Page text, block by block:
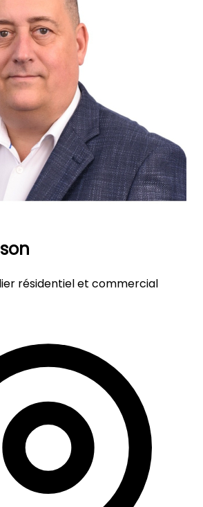
résidentiel et commercial